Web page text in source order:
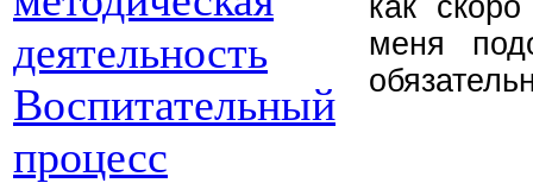
деятельность
Воспитательный
процесс
как
меня